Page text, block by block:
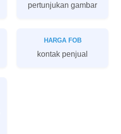
pertunjukan gambar
HARGA FOB
kontak penjual